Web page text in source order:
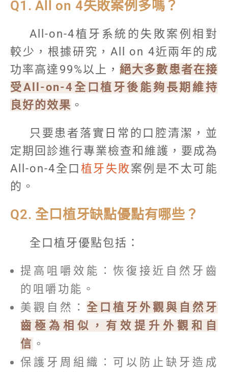
Q1. All on 4失敗案例多嗎？
All-on-4植牙系統的失敗案例相對
較少，根據研究，All on 4近兩年的成
功率高達99%以上，絕大多數患者在接
受All-on-4全口植牙後能夠長期維持
良好的效果 。
只要患者落實日常的口腔清潔，並
定期回診進行專業檢查和維護，要成為
All-on-4全口 植牙失敗案例是不太可能
的。
Q2. 全口植牙缺點優點有哪些？
全口植牙優點包括：
提高咀嚼效能：恢復接近自然牙齒
的咀嚼功能。
美觀自然： 全口植牙外觀與自然牙
齒極為相似，有效提升外觀和自
信 。
保護牙周組織：可以防止缺牙造成